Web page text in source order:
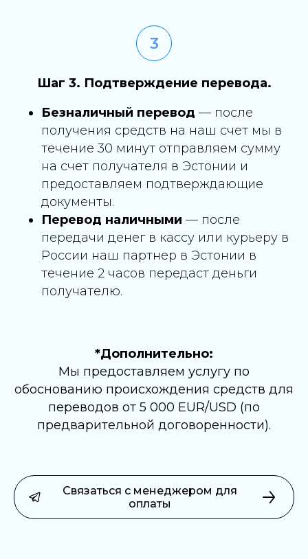
Шаг 3. Подтверждение перевода.
Безналичный перевод — после
получения средств на наш счет мы в
течение 30 минут отправляем сумму
на счет получателя в Эстонии и
предоставляем подтверждающие
документы.
Перевод наличными — после
передачи денег в кассу или курьеру в
России наш партнер в Эстонии в
течение 2 часов передаст деньги
получателю.
*Дополнительно:
Мы предоставляем услугу по
обоснованию происхождения средств для
переводов от 5 000 EUR/USD (по
предварительной договоренности).
Связаться с менеджером для
оплаты